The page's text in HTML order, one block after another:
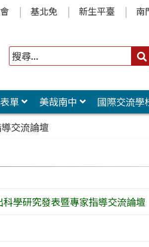
基北免 新生平臺 南
單 美哉南中 國際交流學
交流論壇
學研究發表暨專家指導交流論壇